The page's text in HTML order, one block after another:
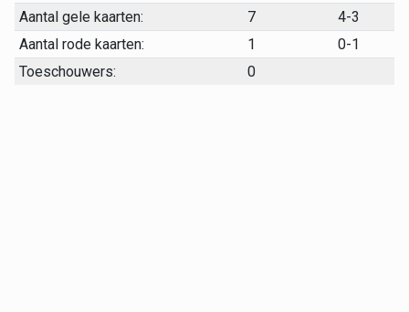
Aantal gele kaarten:
7
4-3
Aantal rode kaarten:
1
0-1
Toeschouwers:
0